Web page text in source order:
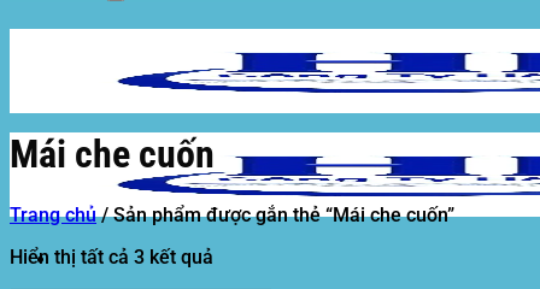
Mái che cuốn
Trang chủ /Sản phẩm được gắn thẻ “Mái che cuốn”
Hiển thị tất cả 3 kết quả